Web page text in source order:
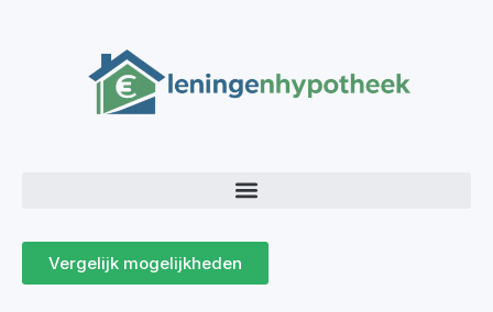
Vergelijk mogelijkheden